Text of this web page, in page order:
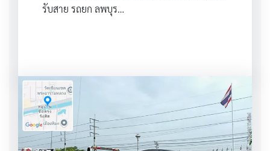
รับสาย รถยก ลพบุร…